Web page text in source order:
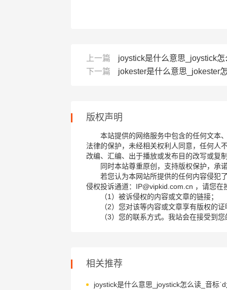
上一篇
joystick是什么意思_joystick怎
下一篇
jokester是什么意思_jokester
版权声明
本站提供的网络服务中包含的任何文本
法律的保护，未经相关权利人同意，任何人
改编、汇编、出于播放或发布目的改写或复
同时本站尊重原创，支持版权保护，承
若您认为本网站所提供的任何内容侵犯
侵权投诉通道：IP@vipkid.com.cn ，请您在
（1）被诉侵权的内容或文章的链接；
（2）您对该等内容或文章享有版权的
（3）您的联系方式。我站会在接受到
相关推荐
joystick是什么意思_joystick怎么读_音标